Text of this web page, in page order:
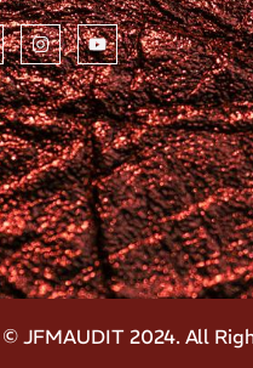
JFMAUDIT 2024. All